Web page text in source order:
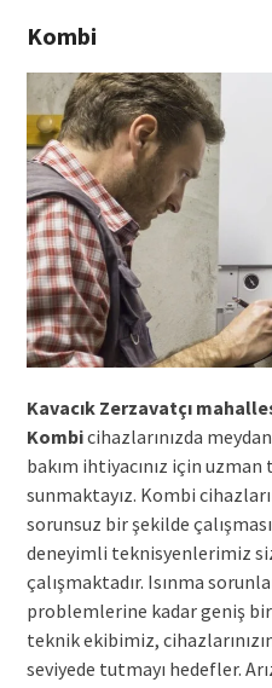
Kombi
Kavacık Zerzavatçı
Kombicihazlarınızda
bakım ihtiyacınız için
sunmaktayız. Kombi
sorunsuz bir şekilde
deneyimli teknisyenlerimiz
çalışmaktadır. Isınma
problemlerine kadar geniş
teknik ekibimiz,
seviyede tutmayı hedefler.